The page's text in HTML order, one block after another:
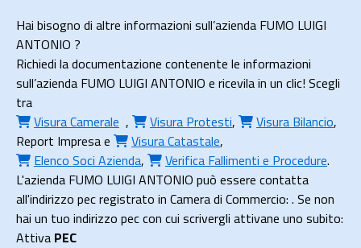
Hai bisogno di altre informazioni sull’azienda FUMO LUIGI
ANTONIO ?
Richiedi la documentazione contenente le informazioni
sull’azienda FUMO LUIGI ANTONIO e ricevila in un clic! Scegli
tra
Visura Camerale , Visura Protesti, Visura Bilancio,
Report Impresae Visura Catastale,
Elenco Soci Azienda, Verifica Fallimenti e Procedure.
L'azienda FUMO LUIGI ANTONIO può essere contatta
all'indirizzo pec registrato in Camera di Commercio: . Se non
hai un tuo indirizzo pec con cui scrivergli attivane uno subito:
Attiva PEC